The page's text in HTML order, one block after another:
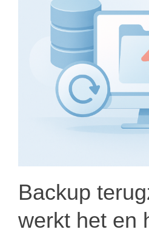
Backup
werkt het en